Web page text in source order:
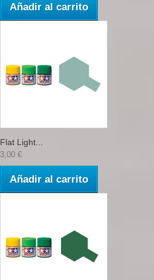
Añadir al carrito
Flat Light...
3,00 €
Añadir al carrito